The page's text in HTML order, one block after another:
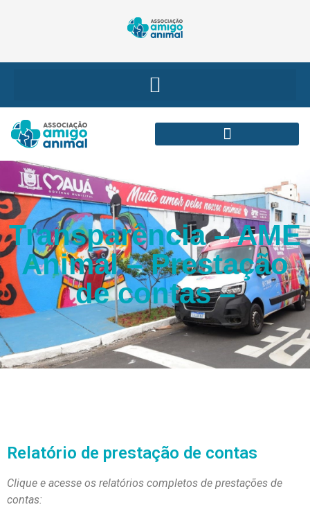
Transparência – AME
Animal – Prestação
de contas –
Relatório de prestação de contas
Clique e acesse os relatórios completos de prestações de
contas: